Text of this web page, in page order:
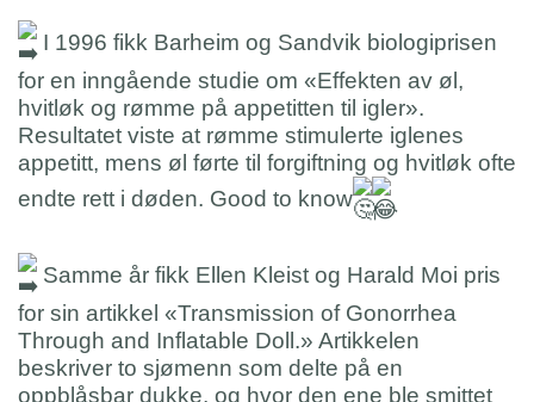
I 1996 fikk Barheim og Sandvik biologiprisen
for en inngående studie om «Effekten av øl,
hvitløk og rømme på appetitten til igler».
Resultatet viste at rømme stimulerte iglenes
appetitt, mens øl førte til forgiftning og hvitløk ofte
endte rett i døden. Good to know
Samme år fikk Ellen Kleist og Harald Moi pris
for sin artikkel «Transmission of Gonorrhea
Through and Inflatable Doll.» Artikkelen
beskriver to sjømenn som delte på en
oppblåsbar dukke, og hvor den ene ble smittet